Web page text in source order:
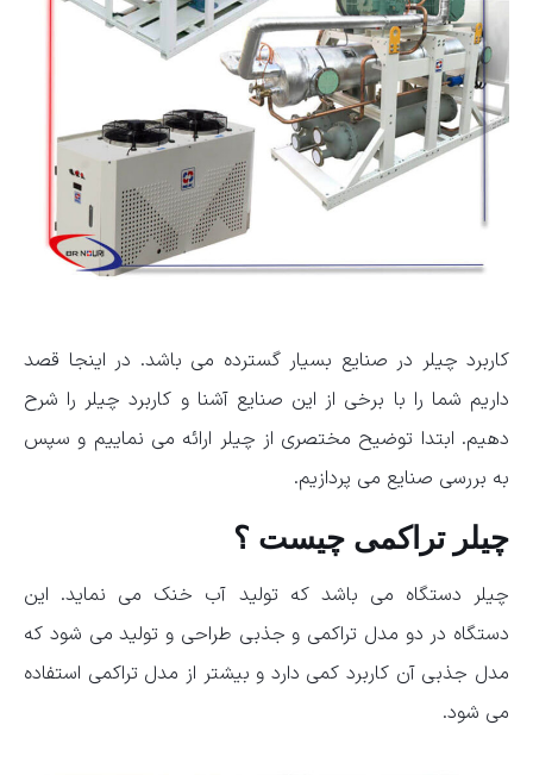
کاربرد چیلر در صنایع بسیار گسترده می باشد. در اینجا قصد
داریم شما را با برخی از این صنایع آشنا و کاربرد چیلر را شرح
دهیم. ابتدا توضیح مختصری از چیلر ارائه می نماییم و سپس
به بررسی صنایع می پردازیم.
چیلر تراکمی چیست ؟
چیلر دستگاه می باشد که تولید آب خنک می نماید. این
دستگاه در دو مدل تراکمی و جذبی طراحی و تولید می شود که
مدل جذبی آن کاربرد کمی دارد و بیشتر از مدل تراکمی استفاده
می شود.